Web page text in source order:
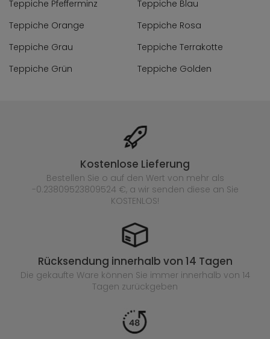
Teppiche Pfefferminz
Teppiche Blau
Teppiche Orange
Teppiche Rosa
Teppiche Grau
Teppiche Terrakotte
Teppiche Grün
Teppiche Golden
Kostenlose Lieferung
Bestellen Sie o auf den Wert von mehr als
-0.23809523809524 €, a wir senden diese an Sie
KOSTENLOS!
Rücksendung innerhalb von 14 Tagen
Die gekaufte Ware können Sie immer innerhalb von 14
Tagen zurückgeben